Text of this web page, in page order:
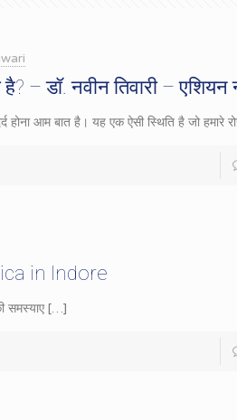
– डॉ. नवीन तिवारी – एशियन
होना आम बात है। यह एक ऐसी स्थिति है जो हमारे
in Indore
समस्याए […]